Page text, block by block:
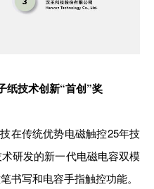
纸技术创新“首创”奖
在传统优势电磁触控25年技
研发的新一代电磁电容双模
书写和电容手指触控功能。